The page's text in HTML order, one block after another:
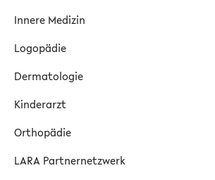
Innere Medizin
Logopädie
Dermatologie
Kinderarzt
Orthopädie
LARA Partnernetzwerk